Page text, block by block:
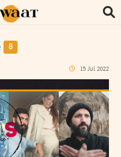
8
15 Jul 2022